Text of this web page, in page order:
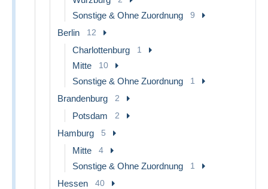
Sonstige & Ohne Zuordnung 9
Berlin 12
Charlottenburg 1
Mitte 10
Sonstige & Ohne Zuordnung 1
Brandenburg 2
Potsdam 2
Hamburg 5
Mitte 4
Sonstige & Ohne Zuordnung 1
Hessen 40